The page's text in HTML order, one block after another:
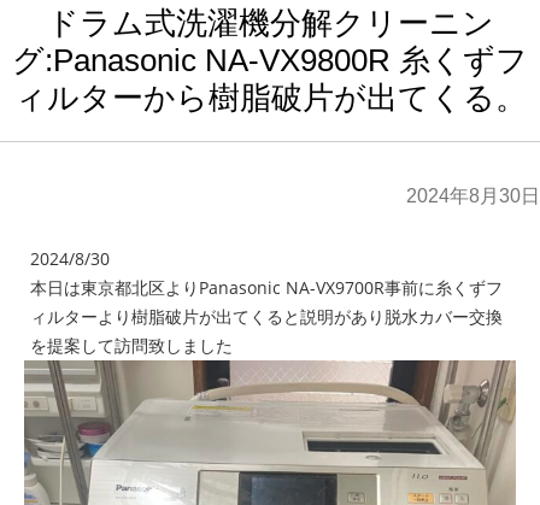
ドラム式洗濯機分解クリーニン
グ:Panasonic NA-VX9800R 糸くずフ
ィルターから樹脂破片が出てくる。
2024年8月30日
2024/8/30
本日は東京都北区よりPanasonic NA-VX9700R事前に糸くずフ
ィルターより樹脂破片が出てくると説明があり脱水カバー交換
を提案して訪問致しました